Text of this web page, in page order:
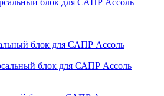
блок для САПР Ассоль